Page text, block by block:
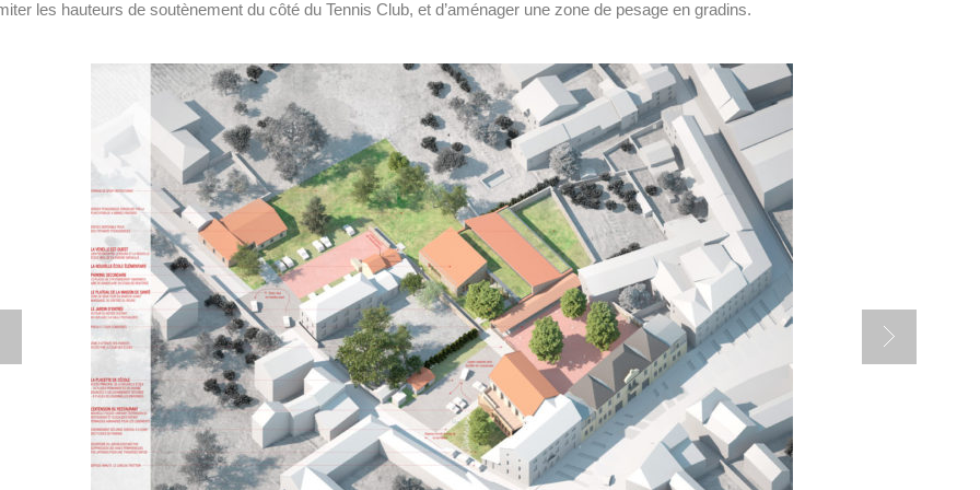
les hauteurs de soutènement du côté du Tennis Club, et d’aménager une zone de pesage en gradins.